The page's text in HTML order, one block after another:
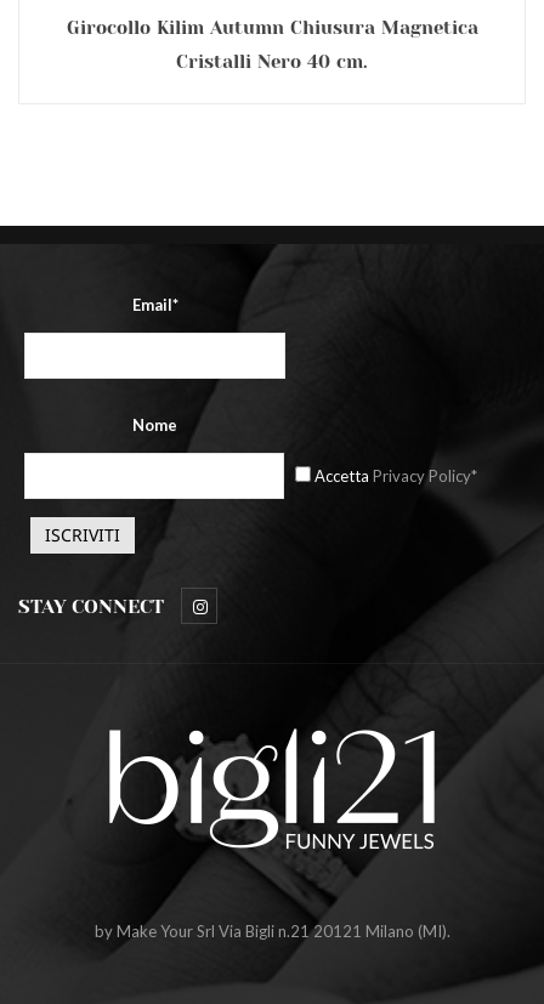
Girocollo Kilim Autumn Chiusura Magnetica
Cristalli Nero 40 cm.
Email*
Nome
Accetta Privacy Policy*
STAY CONNECT
by Make Your Srl Via Bigli n.21 20121 Milano (MI).